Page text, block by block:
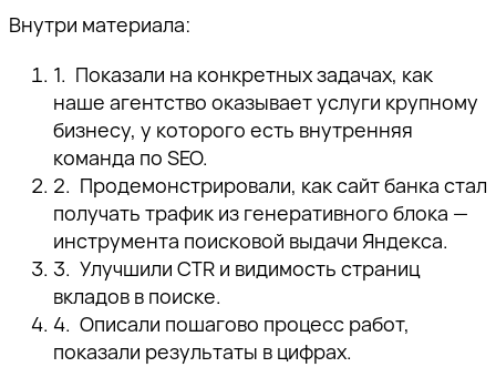
Внутри материала:
Показали на конкретных задачах, как
наше агентство оказывает услуги крупному
бизнесу, у которого есть внутренняя
команда по SEO.
Продемонстрировали, как сайт банка стал
получать трафик из генеративного блока —
инструмента поисковой выдачи Яндекса.
Улучшили CTR и видимость страниц
вкладов в поиске.
Описали пошагово процесс работ,
показали результаты в цифрах.